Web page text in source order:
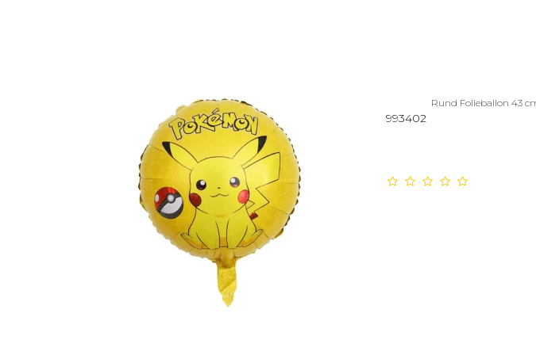
Rund Folieballon 43
993402